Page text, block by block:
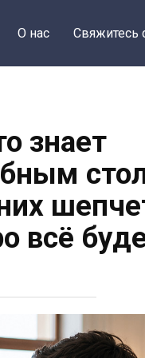
О нас Свяжитесь
знает
всё